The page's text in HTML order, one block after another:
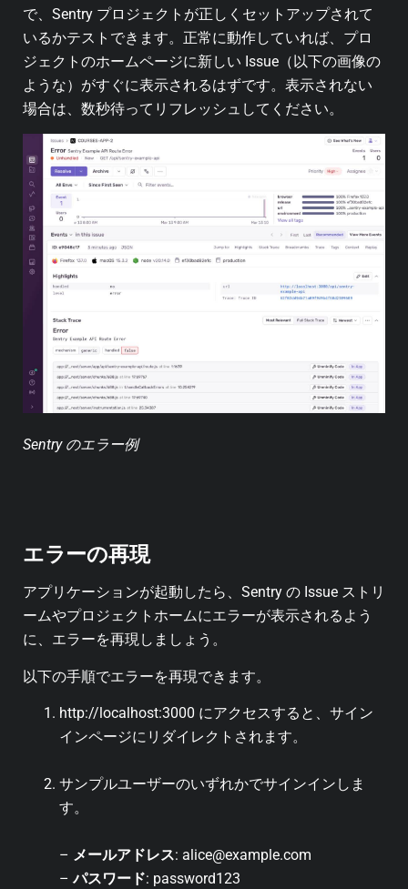
で、Sentry プロジェクトが正しくセットアップされて
いるかテストできます。正常に動作していれば、プロ
ジェクトのホームページに新しい Issue（以下の画像の
ような）がすぐに表示されるはずです。表示されない
場合は、数秒待ってリフレッシュしてください。
Sentry のエラー例
エラーの再現
アプリケーションが起動したら、Sentry の Issue ストリ
ームやプロジェクトホームにエラーが表示されるよう
に、エラーを再現しましょう。
以下の手順でエラーを再現できます。
http://localhost:3000 にアクセスすると、サイン
インページにリダイレクトされます。
サンプルユーザーのいずれかでサインインしま
す。
– メールアドレス: alice@example.com
–パスワード: password123